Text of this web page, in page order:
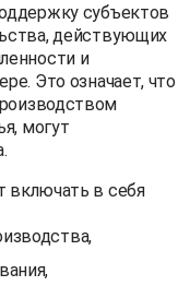
субъектов
действующих
и
Это означает, что
могут
включать в себя